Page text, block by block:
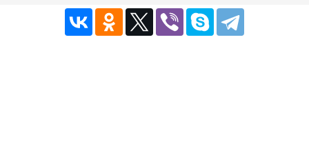
Публичный договор